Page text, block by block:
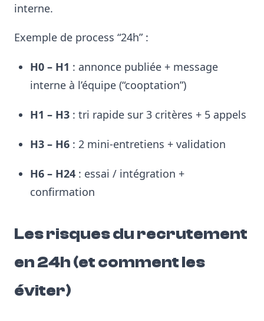
interne.
Exemple de process “24h” :
H0 – H1 : annonce publiée + message
interne à l’équipe (“cooptation”)
H1 – H3 : tri rapide sur 3 critères + 5 appels
H3 – H6 : 2 mini-entretiens + validation
H6 – H24 : essai / intégration +
confirmation
Les risques du recrutement
en 24h (et comment les
éviter)